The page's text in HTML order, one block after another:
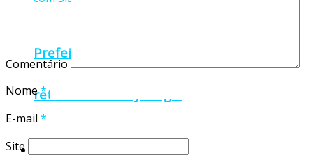
Prefeitura de Santa Teresa realiza festa
retrô com Sidney Magal
Comentário
Nome*
E-mail *
Site